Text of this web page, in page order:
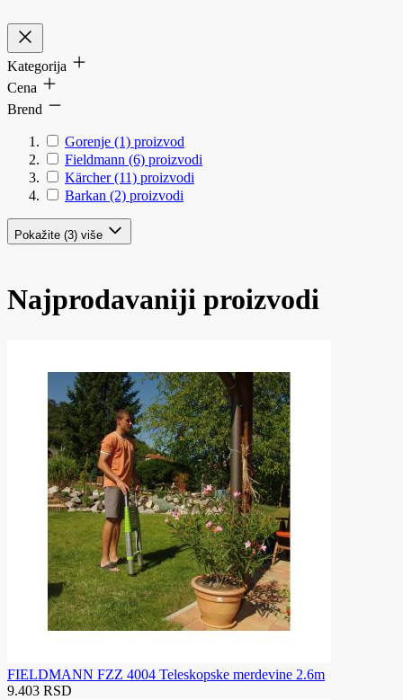
Kategorija
Cena
Brend
Gorenje (1) proizvod
Fieldmann (6) proizvodi
Kärcher (11) proizvodi
Barkan (2) proizvodi
Pokažite (3) više
Najprodavaniji proizvodi
FIELDMANN FZZ 4004 Teleskopske merdevine 2.6m
9.403 RSD